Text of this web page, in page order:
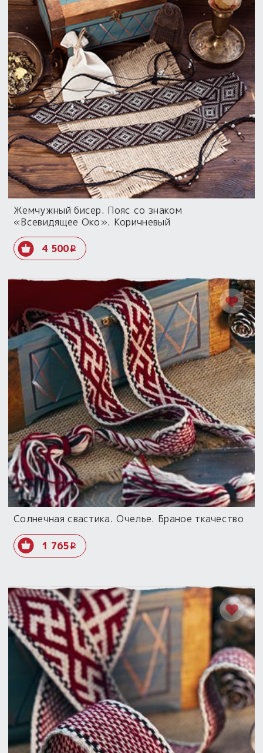
Жемчужный бисер. Пояс со знаком
«Всевидящее Око». Коричневый
4 500i
Солнечная свастика. Очелье. Браное ткачество
1 765i